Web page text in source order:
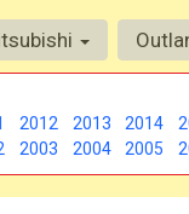
2012 2013 2014
2003 2004 2005